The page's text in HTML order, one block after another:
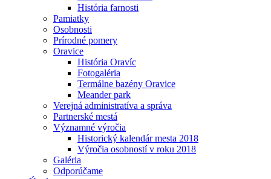
História farnosti
Pamiatky
Osobnosti
Prírodné pomery
Oravice
História Oravíc
Fotogaléria
Termálne bazény Oravice
Meander park
Verejná administratíva a správa
Partnerské mestá
Významné výročia
Historický kalendár mesta 2018
Výročia osobností v roku 2018
Galéria
Odporúčame